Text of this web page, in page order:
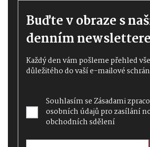
Buďte v obraze s
denním
Každý den vám pošleme přehled
důležitého do vaší e-mailové
Souhlasím seZásadami
osobních údajůpro zasílání
obchodních sdělení